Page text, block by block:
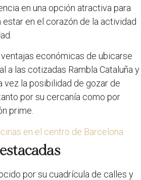
en una opción atractiva para
en el corazón de la actividad
económicas de ubicarse
a las cotizadas Rambla Cataluña y
vez la posibilidad de gozar de
por su cercanía como por
prime.
en el centro de Barcelona
por su cuadrícula de calles y